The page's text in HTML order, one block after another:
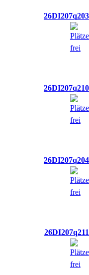
26DI207q203
26DI207q210
26DI207q204
26DI207q211